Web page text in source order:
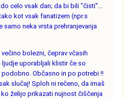
celo vsak dan; da bi bili "čisti"...
kot vsak fanatizem (npr.s
samo neka vrsta prehranjevanja
bolezni, čeprav včasih
uporabljali klistir če so
Občasno in po potrebi !!
slučaj! Sploh ni rečeno, da imaš
želijo prikazati nujnost čiščenja